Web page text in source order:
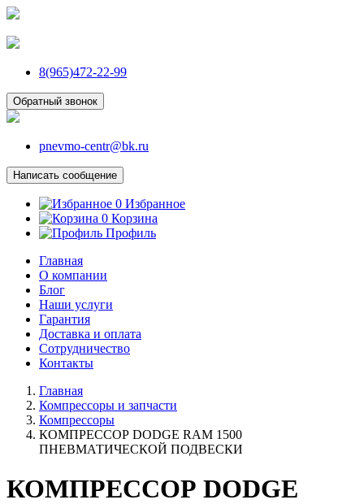
8(965)472-22-99
Обратный звонок
pnevmo-centr@bk.ru
Написать сообщение
0 Избранное
0 Корзина
Профиль
Главная
О компании
Блог
Наши услуги
Гарантия
Доставка и оплата
Сотрудничество
Контакты
Главная
Компрессоры и запчасти
Компрессоры
КОМПРЕССОР DODGE RAM 1500
ПНЕВМАТИЧЕСКОЙ ПОДВЕСКИ
КОМПРЕССОР DODGE